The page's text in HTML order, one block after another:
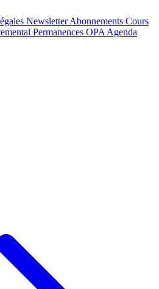
NewsletterAbonnements Cours
Permanences OPA Agenda